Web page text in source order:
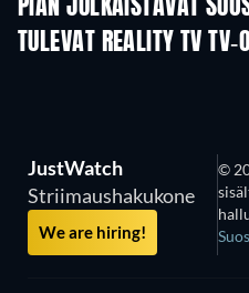
PIAN JULKAISTAVAT
TV
TULEVAT REALITY TV TV-
Kausi 3
JustWatch
Striimaushakukone
We are hiring!
©